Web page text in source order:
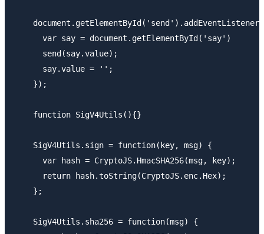
      var say = document.getElementById('say')
      send(say.value);
      say.value = '';
    });
    function SigV4Utils(){}
    SigV4Utils.sign = function(key, msg) {
      var hash = CryptoJS.HmacSHA256(msg, key);
      return hash.toString(CryptoJS.enc.Hex);
    };
    SigV4Utils.sha256 = function(msg) {